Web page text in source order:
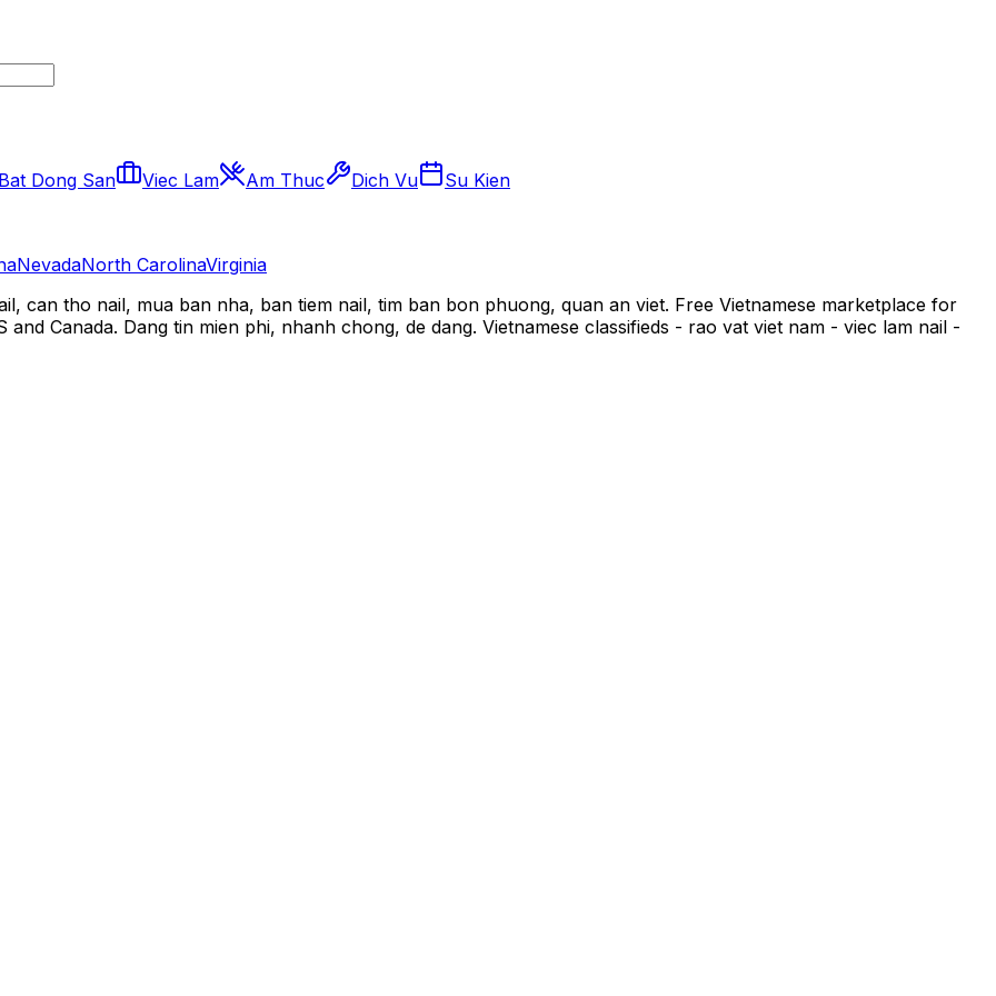
Bat Dong San Viec Lam Am Thuc Dich Vu Su Kien
NevadaNorth CarolinaVirginia
can tho nail, mua ban nha, ban tiem nail, tim ban bon phuong, quan an viet. Free Vietnamese marketplace for
Canada. Dang tin mien phi, nhanh chong, de dang. Vietnamese classifieds - rao vat viet nam - viec lam nail -